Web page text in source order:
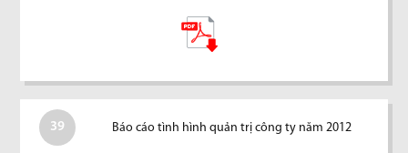
39 Báo cáo tình hình quản trị công ty năm 2012